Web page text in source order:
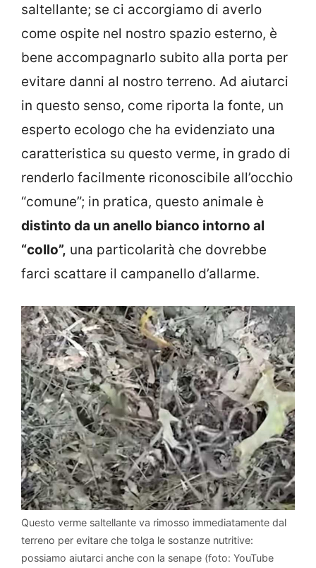
saltellante; se ci accorgiamo di averlo
come ospite nel nostro spazio esterno, è
bene accompagnarlo subito alla porta per
evitare danni al nostro terreno. Ad aiutarci
in questo senso, come riporta la fonte, un
esperto ecologo che ha evidenziato una
caratteristica su questo verme, in grado di
renderlo facilmente riconoscibile all’occhio
“comune”; in pratica, questo animale è
distinto da un anello bianco intorno al
“collo”, una particolarità che dovrebbe
farci scattare il campanello d’allarme.
Questo verme saltellante va rimosso immediatamente dal
terreno per evitare che tolga le sostanze nutritive:
possiamo aiutarci anche con la senape (foto: YouTube